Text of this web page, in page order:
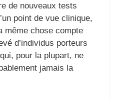
de nouveaux tests
point de vue clinique,
même chose compte
d’individus porteurs
pour la plupart, ne
jamais la